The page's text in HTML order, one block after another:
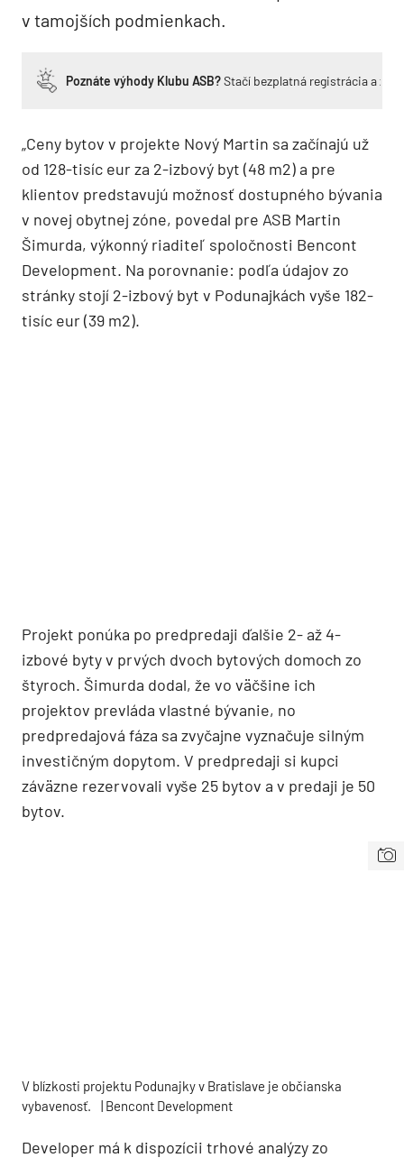
v tamojších podmienkach.
Poznáte výhody Klubu ASB?Stačí bezplatná registrácia a
„Ceny bytov v projekte Nový Martin sa začínajú už
od 128-tisíc eur za 2-izbový byt (48 m2) a pre
klientov predstavujú možnosť dostupného bývania
v novej obytnej zóne, povedal pre ASB Martin
Šimurda, výkonný riaditeľ spoločnosti Bencont
Development. Na porovnanie: podľa údajov zo
stránky stojí 2-izbový byt v Podunajkách vyše 182-
tisíc eur (39 m2).
Projekt ponúka po predpredaji ďalšie 2- až 4-
izbové byty v prvých dvoch bytových domoch zo
štyroch. Šimurda dodal, že vo väčšine ich
projektov prevláda vlastné bývanie, no
predpredajová fáza sa zvyčajne vyznačuje silným
investičným dopytom. V predpredaji si kupci
záväzne rezervovali vyše 25 bytov a v predaji je 50
bytov.
V blízkosti projektu Podunajky v Bratislave je občianska
vybavenosť.
| Bencont Development
Developer má k dispozícii trhové analýzy zo